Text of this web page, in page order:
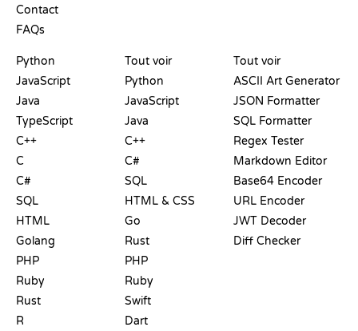
Contact
FAQs
Python
JavaScript
Java
TypeScript
C++
C
C#
SQL
HTML
Golang
PHP
Ruby
Rust
R
Tout voir
Python
JavaScript
Java
C++
C#
SQL
HTML & CSS
Go
Rust
PHP
Ruby
Swift
Dart
Tout voir
ASCII Art Generator
JSON Formatter
SQL Formatter
Regex Tester
Markdown Editor
Base64 Encoder
URL Encoder
JWT Decoder
Diff Checker